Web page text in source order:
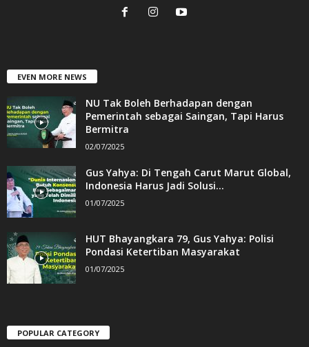
EVEN MORE NEWS
NU Tak Boleh Berhadapan dengan
Pemerintah sebagai Saingan, Tapi Harus
Bermitra
02/07/2025
Gus Yahya: Di Tengah Carut Marut Global,
Indonesia Harus Jadi Solusi...
01/07/2025
HUT Bhayangkara 79, Gus Yahya: Polisi
Pondasi Ketertiban Masyarakat
01/07/2025
POPULAR CATEGORY